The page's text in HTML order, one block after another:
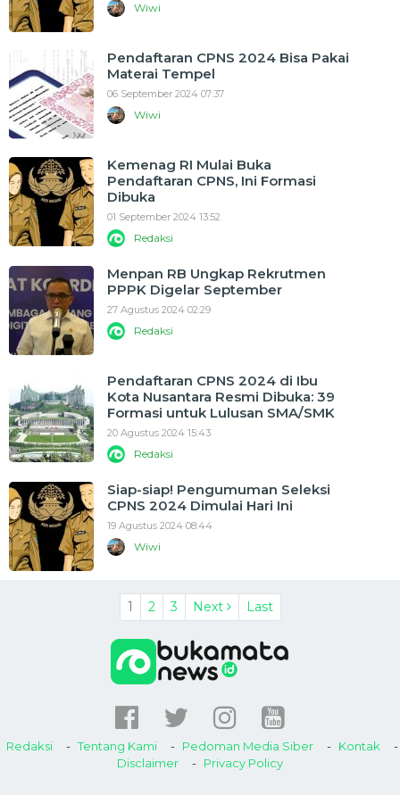
Wiwi
Pendaftaran CPNS 2024 Bisa Pakai
Materai Tempel
06 September 2024 07:37
Wiwi
Kemenag RI Mulai Buka
Pendaftaran CPNS, Ini Formasi
Dibuka
01 September 2024 13:52
Redaksi
Menpan RB Ungkap Rekrutmen
PPPK Digelar September
27 Agustus 2024 02:29
Redaksi
Pendaftaran CPNS 2024 di Ibu
Kota Nusantara Resmi Dibuka: 39
Formasi untuk Lulusan SMA/SMK
20 Agustus 2024 15:43
Redaksi
Siap-siap! Pengumuman Seleksi
CPNS 2024 Dimulai Hari Ini
19 Agustus 2024 08:44
Wiwi
1 2 3 Next Last
Redaksi Tentang Kami Pedoman Media Siber
Kontak
Disclaimer
Privacy Policy